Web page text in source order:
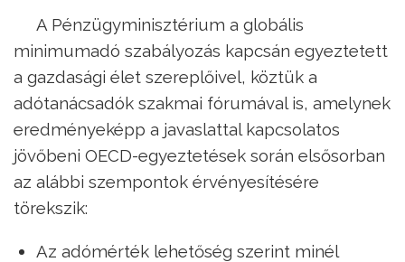
A Pénzügyminisztérium a globális
minimumadó szabályozás kapcsán egyeztetett
a gazdasági élet szereplőivel, köztük a
adótanácsadók szakmai fórumával is, amelynek
eredményeképp a javaslattal kapcsolatos
jövőbeni OECD-egyeztetések során elsősorban
az alábbi szempontok érvényesítésére
törekszik:
Az adómérték lehetőség szerint minél